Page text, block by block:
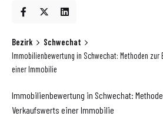
Bezirk
Schwechat
Immobilienbewertung in Schwechat: Methoden zur
einer Immobilie
Immobilienbewertung in Schwechat:
Verkaufswerts einer Immobilie